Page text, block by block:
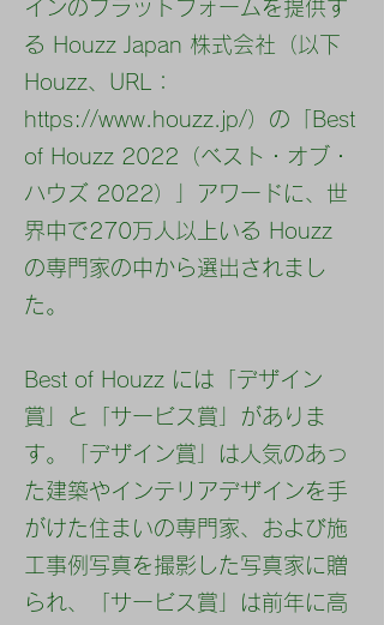
​株式会社 アウトワード
東京都狛江市駒井町3-1-3
インのプラットフォームを提供す
る Houzz Japan 株式会社（以下
Houzz、URL：
https://www.houzz.jp/）の「Best
of Houzz 2022（ベスト・オブ・
ハウズ 2022）」アワードに、世
界中で270万人以上いる Houzz
の専門家の中から選出されまし
た。
Best of Houzz には「デザイン
賞」と「サービス賞」がありま
す。「デザイン賞」は人気のあっ
た建築やインテリアデザインを手
がけた住まいの専門家、および施
工事例写真を撮影した写真家に贈
られ、「サービス賞」は前年に高